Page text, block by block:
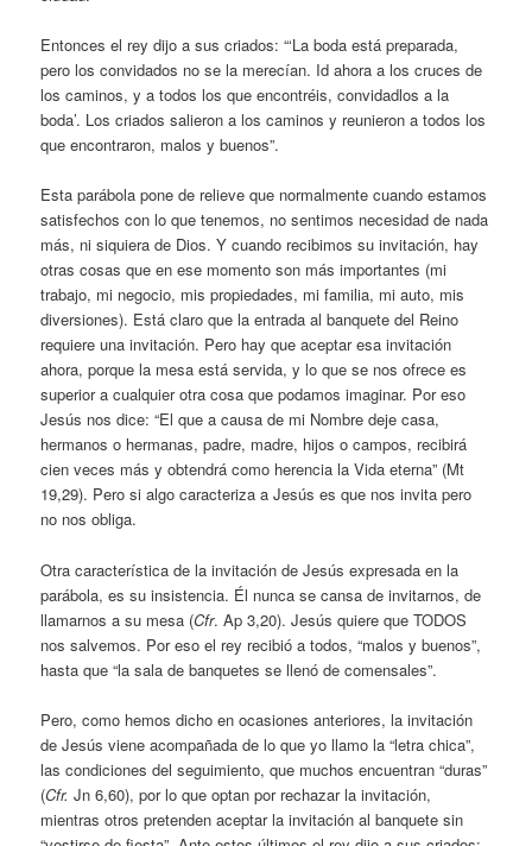
Entonces el rey dijo a sus criados: “‘La boda está preparada,
pero los convidados no se la merecían. Id ahora a los cruces de
los caminos, y a todos los que encontréis, convidadlos a la
boda’. Los criados salieron a los caminos y reunieron a todos los
que encontraron, malos y buenos”.
Esta parábola pone de relieve que normalmente cuando estamos
satisfechos con lo que tenemos, no sentimos necesidad de nada
más, ni siquiera de Dios. Y cuando recibimos su invitación, hay
otras cosas que en ese momento son más importantes (mi
trabajo, mi negocio, mis propiedades, mi familia, mi auto, mis
diversiones). Está claro que la entrada al banquete del Reino
requiere una invitación. Pero hay que aceptar esa invitación
ahora, porque la mesa está servida, y lo que se nos ofrece es
superior a cualquier otra cosa que podamos imaginar. Por eso
Jesús nos dice: “El que a causa de mi Nombre deje casa,
hermanos o hermanas, padre, madre, hijos o campos, recibirá
cien veces más y obtendrá como herencia la Vida eterna” (Mt
19,29). Pero si algo caracteriza a Jesús es que nos invita pero
no nos obliga.
Otra característica de la invitación de Jesús expresada en la
parábola, es su insistencia. Él nunca se cansa de invitarnos, de
llamarnos a su mesa (Cfr. Ap 3,20). Jesús quiere que TODOS
nos salvemos. Por eso el rey recibió a todos, “malos y buenos”,
hasta que “la sala de banquetes se llenó de comensales”.
Pero, como hemos dicho en ocasiones anteriores, la invitación
de Jesús viene acompañada de lo que yo llamo la “letra chica”,
las condiciones del seguimiento, que muchos encuentran “duras”
(Cfr. Jn 6,60), por lo que optan por rechazar la invitación,
mientras otros pretenden aceptar la invitación al banquete sin